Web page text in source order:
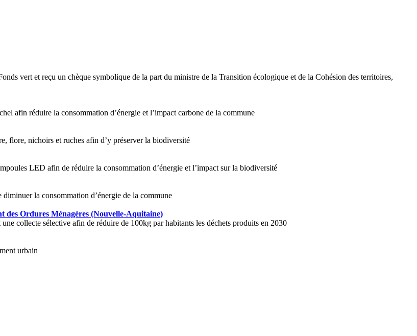
vert et reçu un chèque symbolique de la part du ministre de la Transition écologique et de la Cohésion des territoires,
afin réduire la consommation d’énergie et l’impact carbone de la commune
flore, nichoirs et ruches afin d’y préserver la biodiversité
LED afin de réduire la consommation d’énergie et l’impact sur la biodiversité
la consommation d’énergie de la commune
des Ordures Ménagères (Nouvelle-Aquitaine)
collecte sélective afin de réduire de 100kg par habitants les déchets produits en 2030
urbain